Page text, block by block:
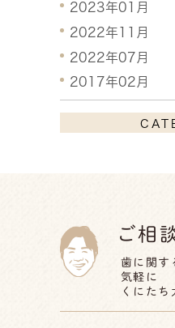
2023年01月
2022年11月
2022年07月
2017年02月
ご相
歯に関す
気軽に
くにた